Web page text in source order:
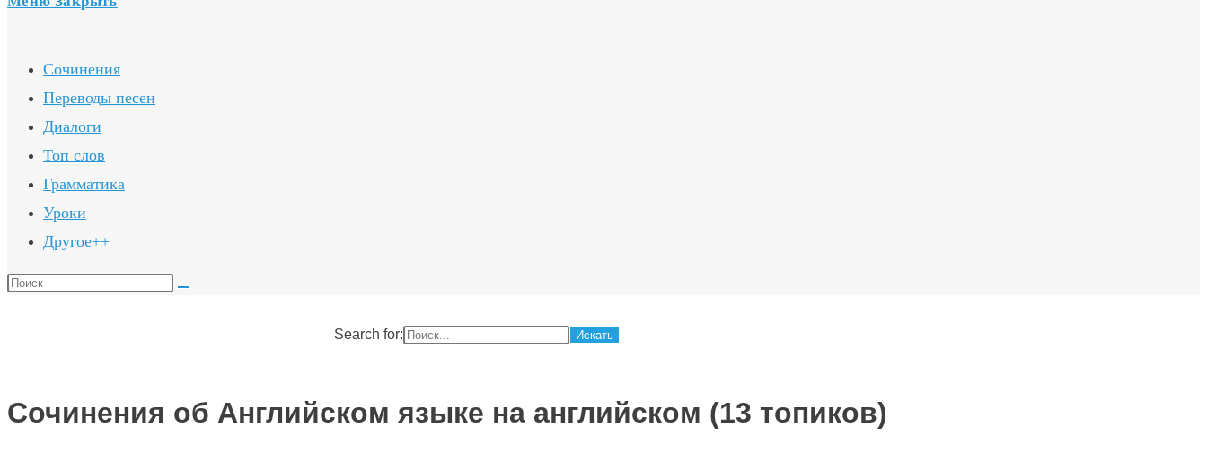
Сочинения
Переводы песен
Диалоги
Топ слов
Грамматика
Уроки
Другое++
Поиск
Search for:
Сочинения об Английском языке на английском (13 топиков)